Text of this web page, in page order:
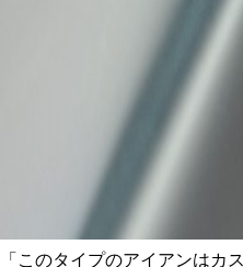
「このタイプのアイアンはカ